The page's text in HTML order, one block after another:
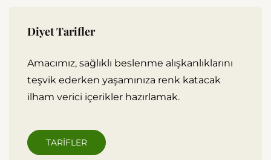
Diyet Tarifler
Amacımız, sağlıklı beslenme alışkanlıklarını
teşvik ederken yaşamınıza renk katacak
ilham verici içerikler hazırlamak.
TARIFLER